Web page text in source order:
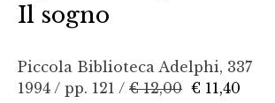
Il sogno
Piccola Biblioteca Adelphi, 337
1994 / pp. 121 / € 12,00 € 11,40